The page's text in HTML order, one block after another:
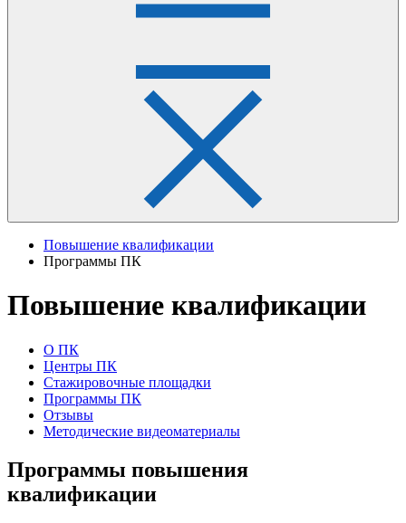
Повышение квалификации
Программы ПК
Повышение квалификации
О ПК
Центры ПК
Стажировочные площадки
Программы ПК
Отзывы
Методические видеоматериалы
Программы повышения
квалификации